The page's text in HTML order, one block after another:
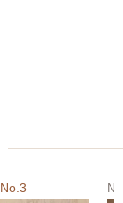
No.3